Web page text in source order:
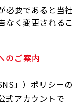
必要であると当社
なく変更されるこ
のご案内
」）ポリシーの
式アカウントで